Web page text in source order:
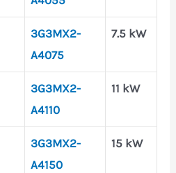
3G3MX2-
A4075
7.5 kW
3G3MX2-
A4110
11 kW
3G3MX2-
A4150
15 kW